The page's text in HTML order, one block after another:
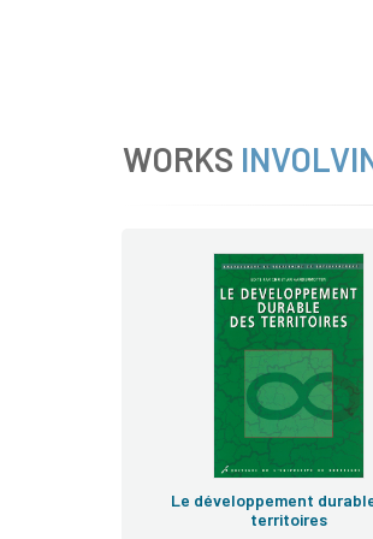
WORKS
Le développement
territoires